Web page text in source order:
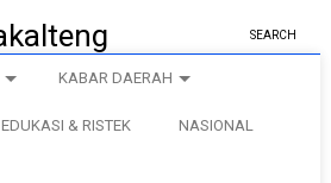
SEARCH
KABAR DAERAH
EDUKASI & RISTEK NASIONAL